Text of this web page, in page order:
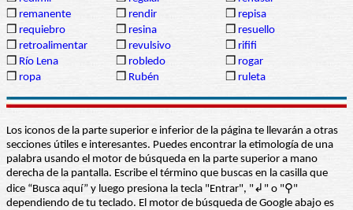
❒ remanente ❒ rendir ❒ repisa
❒ requiebro ❒ resina ❒ resuello
❒ retroalimentar ❒ revulsivo ❒ rififi
❒ Río Lena ❒ robledo ❒ rogar
❒ ropa ❒ Rubén ❒ ruleta
Los iconos de la parte superior e inferior de la página te llevarán a otras
secciones útiles e interesantes. Puedes encontrar la etimología de una
palabra usando el motor de búsqueda en la parte superior a mano
derecha de la pantalla. Escribe el término que buscas en la casilla que
dice “Busca aquí” y luego presiona la tecla "Entrar", "↲" o "⚲"
dependiendo de tu teclado. El motor de búsqueda de Google abajo es